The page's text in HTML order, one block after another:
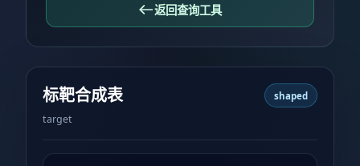
返回查询工具
标靶合成表
target
shaped